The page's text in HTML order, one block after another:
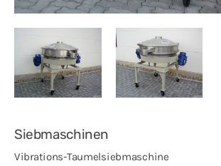
Siebmaschinen
Vibrations-Taumelsiebmaschine